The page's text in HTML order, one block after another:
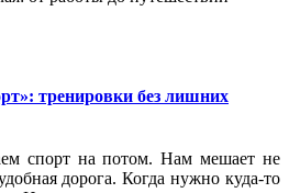
тренировки без лишних
спорт на потом. Нам мешает не
дорога. Когда нужно куда-то